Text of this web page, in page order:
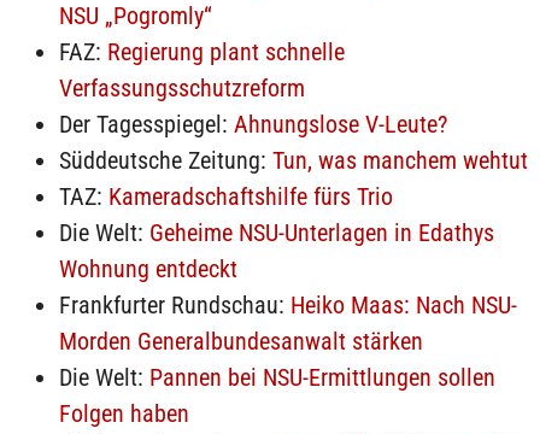
NSU „Pogromly“
FAZ: Regierung plant schnelle
Verfassungsschutzreform
Der Tagesspiegel: Ahnungslose V-Leute?
Süddeutsche Zeitung: Tun, was manchem wehtut
TAZ: Kameradschaftshilfe fürs Trio
Die Welt: Geheime NSU-Unterlagen in Edathys
Wohnung entdeckt
Frankfurter Rundschau: Heiko Maas: Nach NSU-
Morden Generalbundesanwalt stärken
Die Welt: Pannen bei NSU-Ermittlungen sollen
Folgen haben